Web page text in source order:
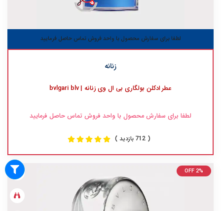
لطفا برای سفارش محصول با واحد فروش تماس حاصل فرمایید
زنانه
عطر ادکلن بولگاری بی ال وی زنانه | bvlgari blv
لطفا برای سفارش محصول با واحد فروش تماس حاصل فرمایید
( 712 بازدید )
OFF 2%